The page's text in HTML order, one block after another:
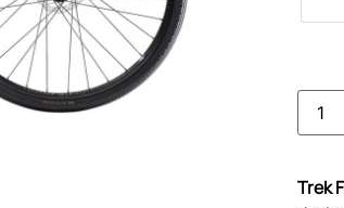
Trek